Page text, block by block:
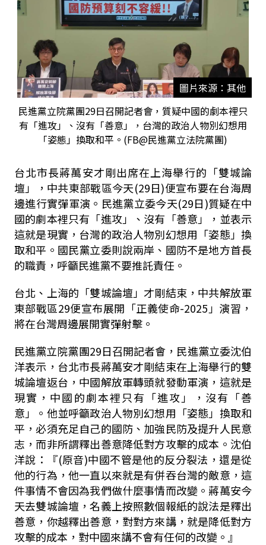
圖片來源：其他
民進黨立院黨團29日召開記者會，質疑中國的劇本裡只
有「進攻」、沒有「善意」，台灣的政治人物別幻想用
「姿態」換取和平。(FB@民進黨立法院黨團)
台北市長蔣萬安才剛出席在上海舉行的「雙城論
壇」，中共東部戰區今天(29日)便宣布要在台海周
邊進行實彈軍演。民進黨立委今天(29日)質疑在中
國的劇本裡只有「進攻」、沒有「善意」，並表示
這就是現實，台灣的政治人物別幻想用「姿態」換
取和平。國民黨立委則說兩岸、國防不是地方首長
的職責，呼籲民進黨不要推託責任。
台北、上海的「雙城論壇」才剛結束，中共解放軍
東部戰區29便宣布展開「正義使命-2025 」演習，
將在台灣周邊展開實彈射擊。
民進黨立院黨團29日召開記者會，民進黨立委沈伯
洋表示，台北市長蔣萬安才剛結束在上海舉行的雙
城論壇返台，中國解放軍轉頭就發動軍演，這就是
現實，中國的劇本裡只有「進攻」，沒有「善
意」。他並呼籲政治人物別幻想用「姿態」換取和
平，必須充足自己的國防、加強民防及提升人民意
志，而非所謂釋出善意降低對方攻擊的成本。沈伯
洋說：『(原音)中國不管是他的反分裂法，還是從
他的行為，他一直以來就是有併吞台灣的敵意，這
件事情不會因為我們做什麼事情而改變。蔣萬安今
天去雙城論壇，名義上按照數個報紙的說法是釋出
善意，你越釋出善意，對對方來講，就是降低對方
攻擊的成本，對中國來講不會有任何的改變。』